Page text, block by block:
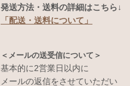
発送方法・送料の詳細はこちら↓
「配送・送料について」
＜メールの送受信について＞
基本的に2営業日以内に
メールの返信をさせていただい